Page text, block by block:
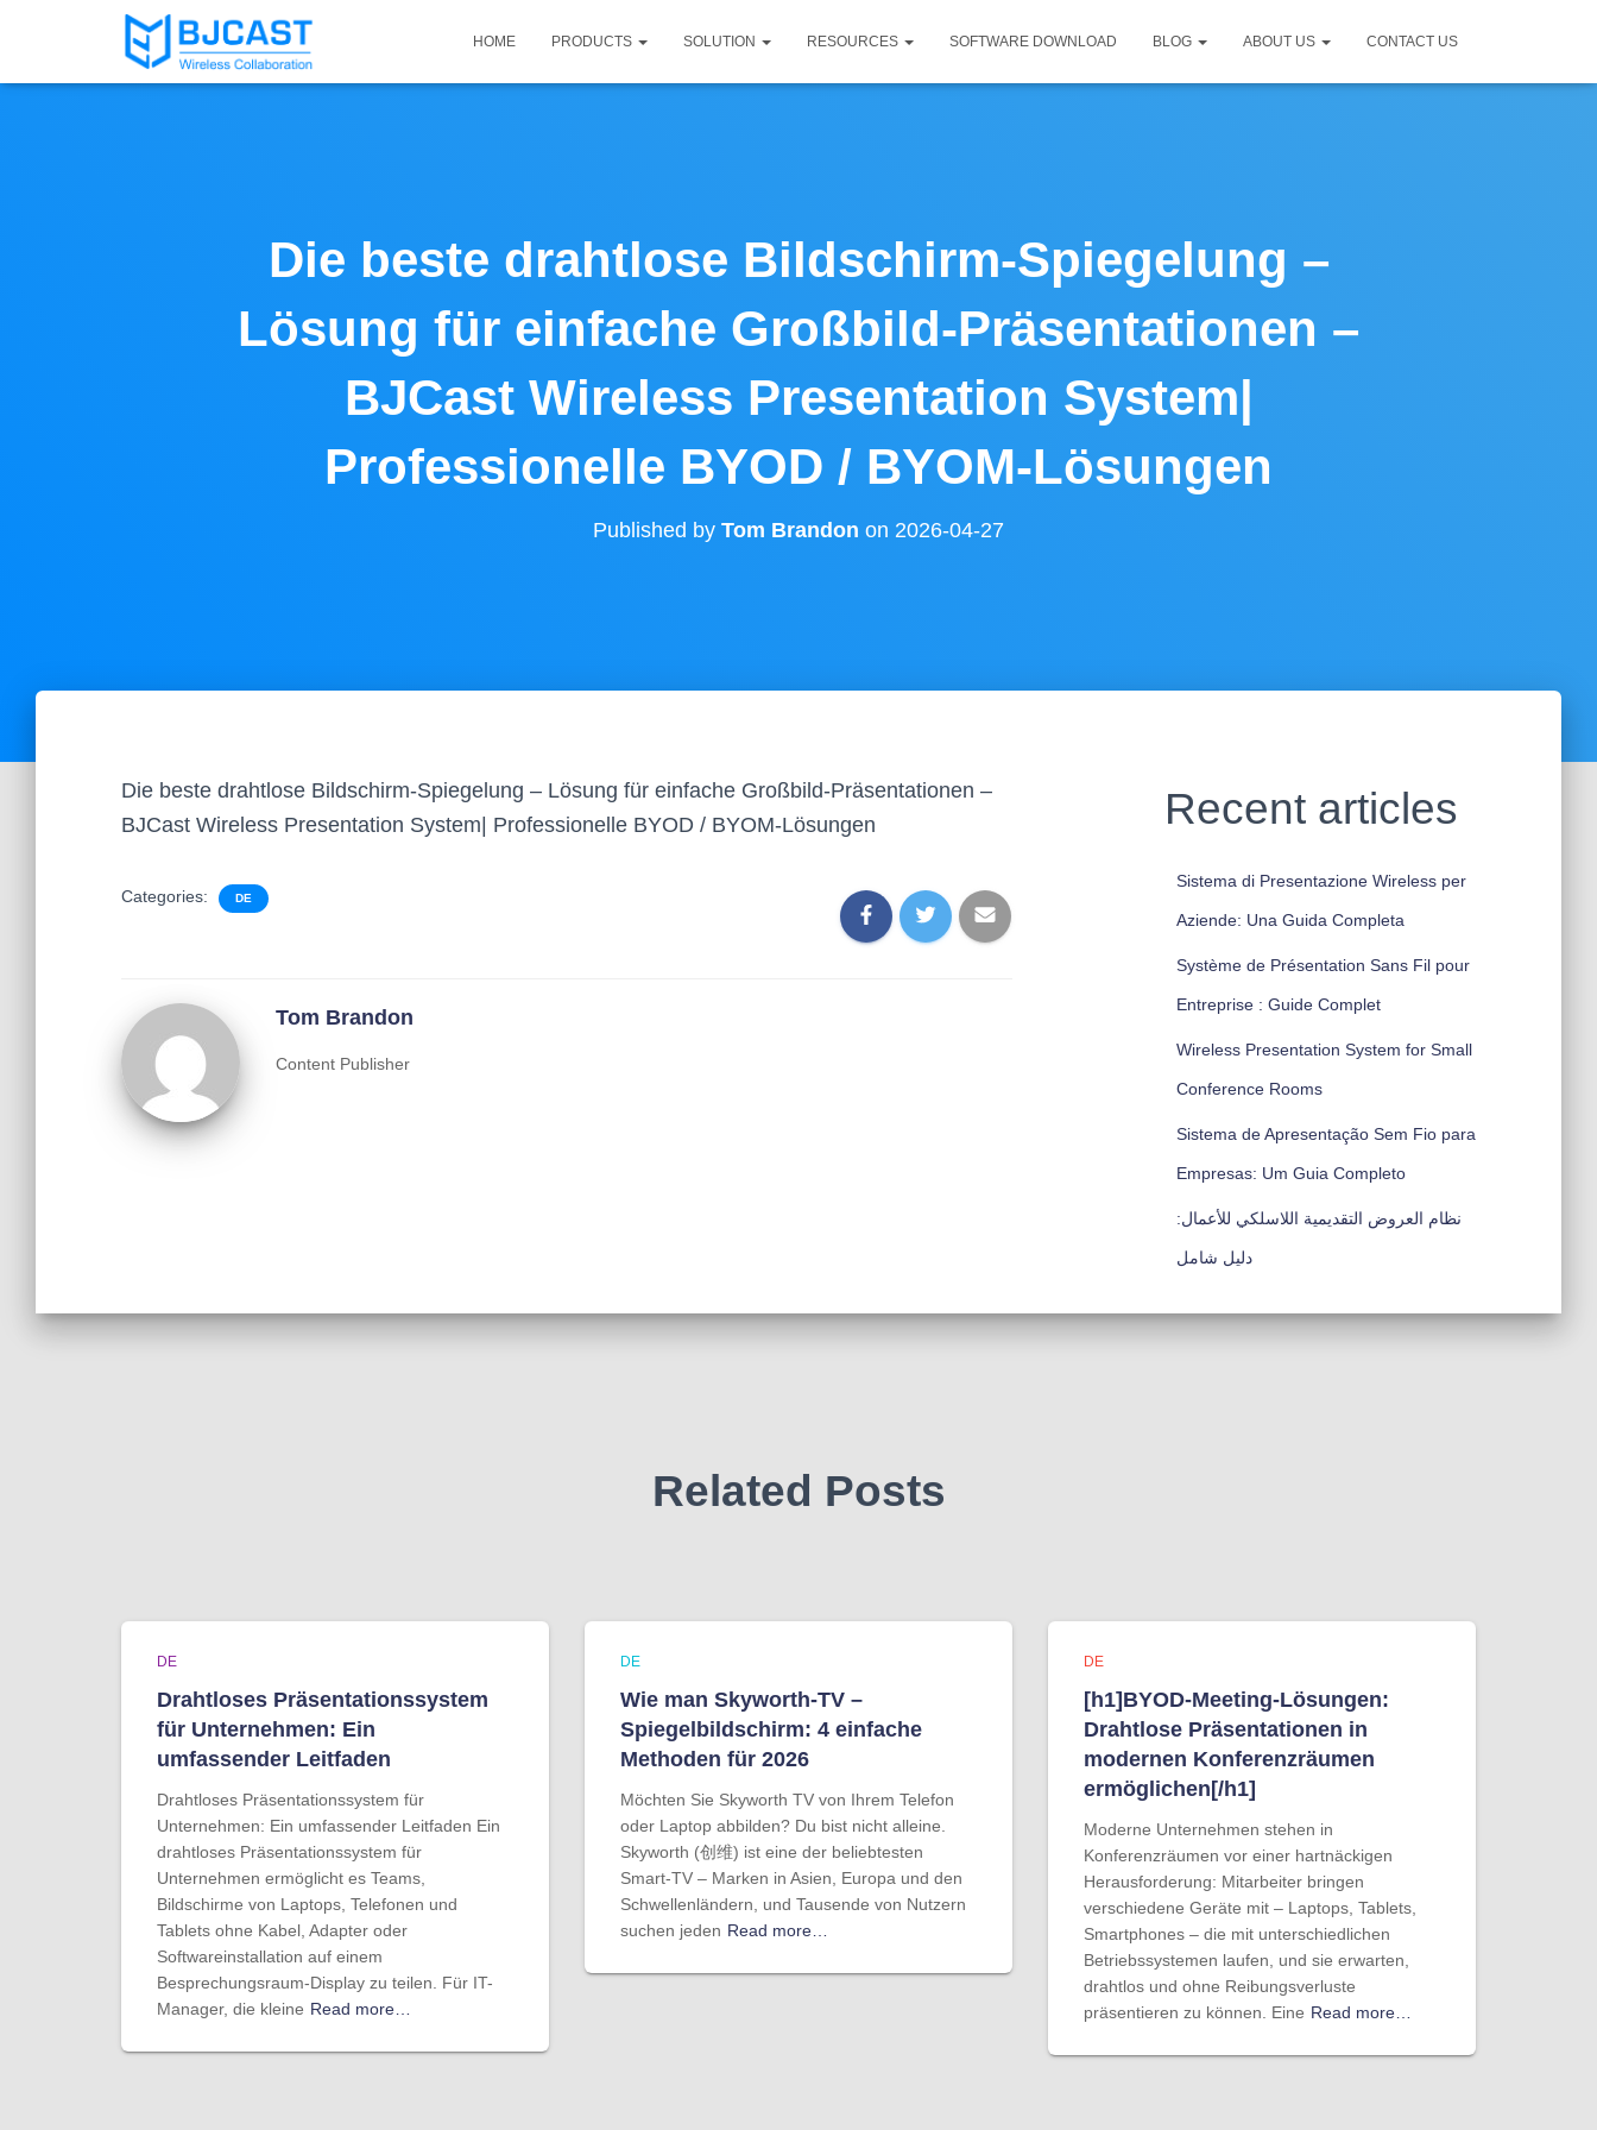
HOME PRODUCTS SOLUTION RESOURCES SOFTWARE DOWNLOAD BLOG ABOUT US CONTACT US
Die beste drahtlose Bildschirm-Spiegelung –
Lösung für einfache Großbild-Präsentationen –
BJCast Wireless Presentation System|
Professionelle BYOD / BYOM-Lösungen
Published by Tom Brandon on 2026-04-27
Die beste drahtlose Bildschirm-Spiegelung – Lösung für einfache Großbild-Präsentationen –
BJCast Wireless Presentation System| Professionelle BYOD / BYOM-Lösungen
Categories: DE
Tom Brandon
Content Publisher
Recent articles
Sistema di Presentazione Wireless per
Aziende: Una Guida Completa
Système de Présentation Sans Fil pour
Entreprise : Guide Complet
Wireless Presentation System for Small
Conference Rooms
Sistema de Apresentação Sem Fio para
Empresas: Um Guia Completo
نظام العروض التقديمية اللاسلكي للأعمال:
دليل شامل
Related Posts
DE
Drahtloses Präsentationssystem
für Unternehmen: Ein
umfassender Leitfaden
Drahtloses Präsentationssystem für
Unternehmen: Ein umfassender Leitfaden Ein
drahtloses Präsentationssystem für
Unternehmen ermöglicht es Teams,
Bildschirme von Laptops, Telefonen und
Tablets ohne Kabel, Adapter oder
Softwareinstallation auf einem
Besprechungsraum-Display zu teilen. Für IT-
Manager, die kleine Read more…
DE
Wie man Skyworth-TV –
Spiegelbildschirm: 4 einfache
Methoden für 2026
Möchten Sie Skyworth TV von Ihrem Telefon
oder Laptop abbilden? Du bist nicht alleine.
Skyworth (创维) ist eine der beliebtesten
Smart-TV – Marken in Asien, Europa und den
Schwellenländern, und Tausende von Nutzern
suchen jeden Read more…
DE
[h1]BYOD-Meeting-Lösungen:
Drahtlose Präsentationen in
modernen Konferenzräumen
ermöglichen[/h1]
Moderne Unternehmen stehen in
Konferenzräumen vor einer hartnäckigen
Herausforderung: Mitarbeiter bringen
verschiedene Geräte mit – Laptops, Tablets,
Smartphones – die mit unterschiedlichen
Betriebssystemen laufen, und sie erwarten,
drahtlos und ohne Reibungsverluste
präsentieren zu können. Eine Read more…